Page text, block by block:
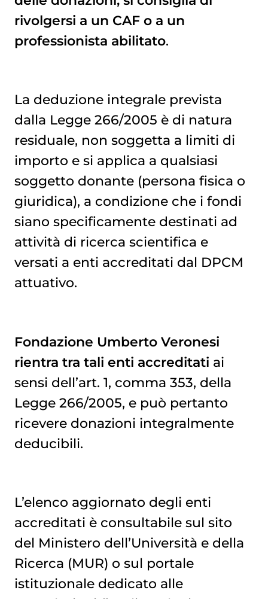
rivolgersi a un CAF o a un
professionista abilitato.
La deduzione integrale prevista
dalla Legge 266/2005 è di natura
residuale, non soggetta a limiti di
importo e si applica a qualsiasi
soggetto donante (persona fisica o
giuridica), a condizione che i fondi
siano specificamente destinati ad
attività di ricerca scientifica e
versati a enti accreditati dal DPCM
attuativo.
Fondazione Umberto Veronesi
rientra tra tali enti accreditati ai
sensi dell’art. 1, comma 353, della
Legge 266/2005, e può pertanto
ricevere donazioni integralmente
deducibili.
L’elenco aggiornato degli enti
accreditati è consultabile sul sito
del Ministero dell’Università e della
Ricerca (MUR) o sul portale
istituzionale dedicato alle